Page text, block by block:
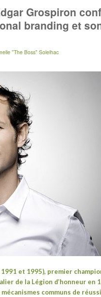
Grospiron
branding et
"The Boss" Solelhac
et 1995), premier
de la Légion d’honneur en
mécanismes communs de